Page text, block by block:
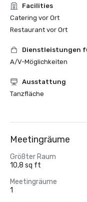
Facilities
Catering vor Ort
Restaurant vor Ort
Dienstleistungen
A/V-Möglichkeiten
Ausstattung
Tanzfläche
Meetingräume
Größter Raum
10,8 sq ft
Meetingräume
1